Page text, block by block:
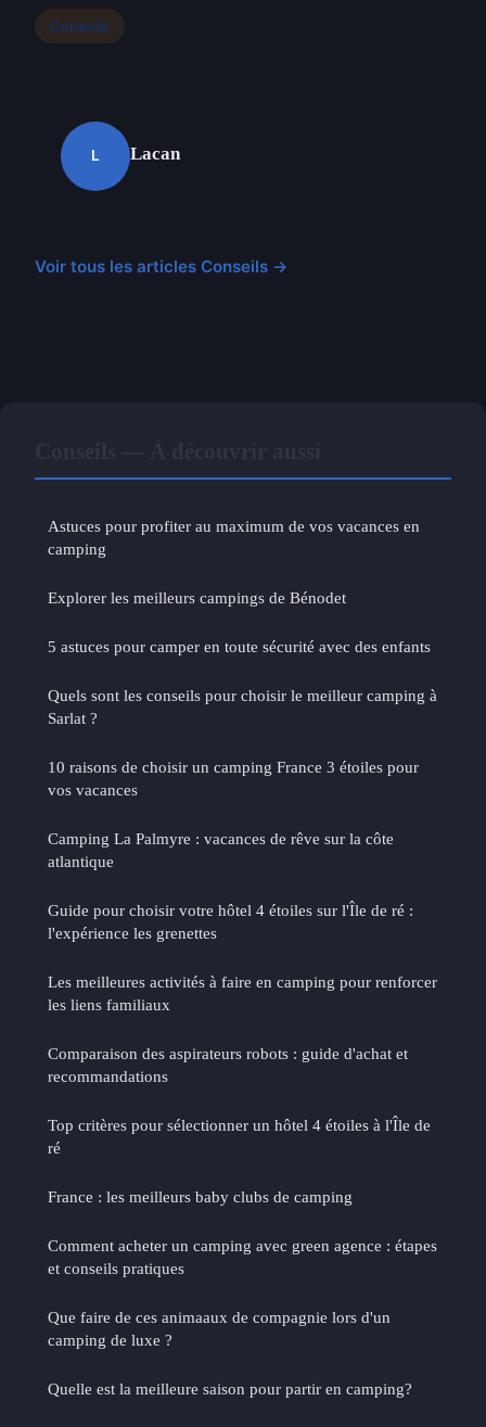
Conseils
L Lacan
Voir tous les articles Conseils →
Astuces pour profiter au maximum de vos vacances en
camping
Explorer les meilleurs campings de Bénodet
5 astuces pour camper en toute sécurité avec des enfants
Quels sont les conseils pour choisir le meilleur camping à
Sarlat ?
10 raisons de choisir un camping France 3 étoiles pour
vos vacances
Camping La Palmyre : vacances de rêve sur la côte
atlantique
Guide pour choisir votre hôtel 4 étoiles sur l'Île de ré :
l'expérience les grenettes
Les meilleures activités à faire en camping pour renforcer
les liens familiaux
Comparaison des aspirateurs robots : guide d'achat et
recommandations
Top critères pour sélectionner un hôtel 4 étoiles à l'Île de
ré
France : les meilleurs baby clubs de camping
Comment acheter un camping avec green agence : étapes
et conseils pratiques
Que faire de ces animaaux de compagnie lors d'un
camping de luxe ?
Quelle est la meilleure saison pour partir en camping?